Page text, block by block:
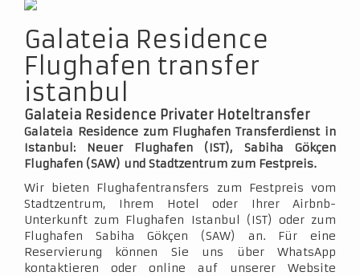
Galateia Residence
Flughafen transfer
istanbul
Galateia Residence Privater Hoteltransfer
Galateia Residence zum Flughafen Transferdienst in
Istanbul: Neuer Flughafen (IST), Sabiha Gökçen
Flughafen (SAW) und Stadtzentrum zum Festpreis.
Wir bieten Flughafentransfers zum Festpreis vom
Stadtzentrum, Ihrem Hotel oder Ihrer Airbnb-
Unterkunft zum Flughafen Istanbul (IST) oder zum
Flughafen Sabiha Gökçen (SAW) an. Für eine
Reservierung können Sie uns über WhatsApp
kontaktieren oder online auf unserer Website